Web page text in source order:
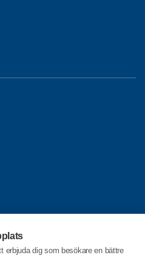
erbjuda dig som besökare en bättre